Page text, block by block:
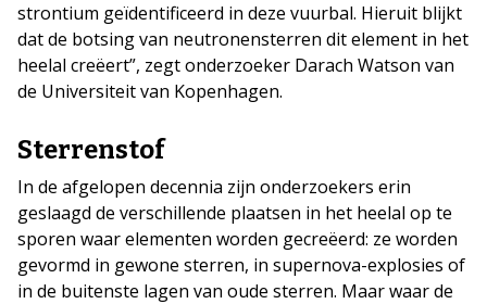
strontium geïdentificeerd in deze vuurbal. Hieruit blijkt
dat de botsing van neutronensterren dit element in het
heelal creëert”, zegt onderzoeker Darach Watson van
de Universiteit van Kopenhagen.
Sterrenstof
In de afgelopen decennia zijn onderzoekers erin
geslaagd de verschillende plaatsen in het heelal op te
sporen waar elementen worden gecreëerd: ze worden
gevormd in gewone sterren, in supernova-explosies of
in de buitenste lagen van oude sterren. Maar waar de